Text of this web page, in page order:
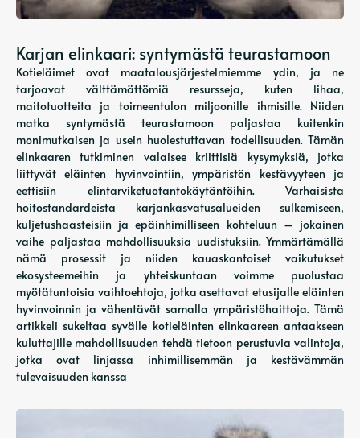
Karjan elinkaari: syntymästä teurastamoon
Kotieläimet ovat maatalousjärjestelmiemme ydin, ja ne
tarjoavat välttämättömiä resursseja, kuten lihaa,
maitotuotteita ja toimeentulon miljoonille ihmisille. Niiden
matka syntymästä teurastamoon paljastaa kuitenkin
monimutkaisen ja usein huolestuttavan todellisuuden. Tämän
elinkaaren tutkiminen valaisee kriittisiä kysymyksiä, jotka
liittyvät eläinten hyvinvointiin, ympäristön kestävyyteen ja
eettisiin elintarviketuotantokäytäntöihin. Varhaisista
hoitostandardeista karjankasvatusalueiden sulkemiseen,
kuljetushaasteisiin ja epäinhimilliseen kohteluun – jokainen
vaihe paljastaa mahdollisuuksia uudistuksiin. Ymmärtämällä
nämä prosessit ja niiden kauaskantoiset vaikutukset
ekosysteemeihin ja yhteiskuntaan voimme puolustaa
myötätuntoisia vaihtoehtoja, jotka asettavat etusijalle eläinten
hyvinvoinnin ja vähentävät samalla ympäristöhaittoja. Tämä
artikkeli sukeltaa syvälle kotieläinten elinkaareen antaakseen
kuluttajille mahdollisuuden tehdä tietoon perustuvia valintoja,
jotka ovat linjassa inhimillisemmän ja kestävämmän
tulevaisuuden kanssa